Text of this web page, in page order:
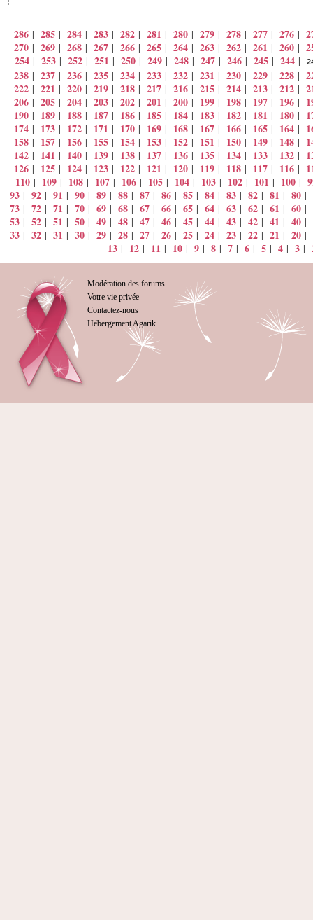
286 | 285 | 284 | 283 | 282 | 281 | 280 | 279 | 278 | 277 | 276 |
270 | 269 | 268 | 267 | 266 | 265 | 264 | 263 | 262 | 261 | 260 |
254 |253 |252 |251 |250 |249 |248 |247 |246 |245 |244 |
238 | 237 | 236 | 235 | 234 | 233 | 232 | 231 | 230 | 229 | 228 |
222 | 221 | 220 | 219 | 218 | 217 | 216 | 215 | 214 | 213 | 212 |
206 | 205 | 204 | 203 | 202 | 201 | 200 | 199 | 198 | 197 | 196 |
190 | 189 | 188 | 187 | 186 | 185 | 184 | 183 | 182 | 181 | 180 |
174 | 173 | 172 | 171 | 170 | 169 | 168 | 167 | 166 | 165 | 164 |
158 | 157 | 156 | 155 | 154 | 153 | 152 | 151 | 150 | 149 | 148 |
142 | 141 | 140 | 139 | 138 | 137 | 136 | 135 | 134 | 133 | 132 |
126 | 125 | 124 | 123 | 122 | 121 | 120 | 119 | 118 | 117 | 116 |
110 | 109 | 108 | 107 | 106 | 105 | 104 | 103 | 102 | 101 | 100 |
93 | 92 | 91 | 90 | 89 | 88 | 87 | 86 | 85 | 84 | 83 | 82 | 81 | 80 |
73 | 72 | 71 | 70 | 69 | 68 | 67 | 66 | 65 | 64 | 63 | 62 | 61 | 60 |
53 | 52 | 51 | 50 | 49 | 48 | 47 | 46 | 45 | 44 | 43 | 42 | 41 | 40 |
33 | 32 | 31 | 30 | 29 | 28 | 27 | 26 | 25 | 24 | 23 | 22 | 21 | 20 |
13 | 12 | 11 | 10 | 9 | 8 | 7 | 6 | 5 | 4 | 3 |
Modération des forums
Votre vie privée
Contactez-nous
Hébergement Agarik